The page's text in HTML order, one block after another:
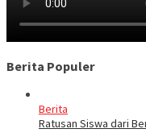
Berita Populer
Berita
Ratusan Siswa dari